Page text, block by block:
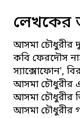
লেখকের
আসমা চৌধুরীর
কবি ফেরদৌস
স্যাক্সোফোন',
আসমা চৌধুরীর
আসমা চৌধুরীর
আসমা চৌধুরীর